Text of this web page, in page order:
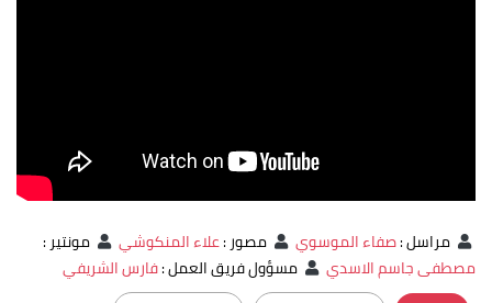
مراسل:صفاء الموسوي مصور:علاء المنكوشي مونتير:
مصطفى جاسم الاسدي
مسؤول فريق العمل:فارس الشريفي